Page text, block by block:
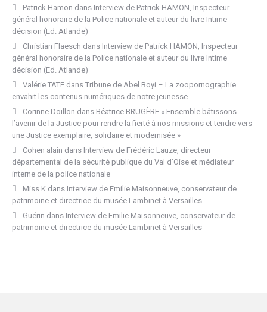
Patrick Hamon dans Interview de Patrick HAMON, Inspecteur
général honoraire de la Police nationale et auteur du livre Intime
décision (Ed. Atlande)
Christian Flaesch dans Interview de Patrick HAMON, Inspecteur
général honoraire de la Police nationale et auteur du livre Intime
décision (Ed. Atlande)
Valérie TATE dans Tribune de Abel Boyi – La zoopornographie
envahit les contenus numériques de notre jeunesse
Corinne Doillon dans Béatrice BRUGÈRE « Ensemble bâtissons
l’avenir de la Justice pour rendre la fierté à nos missions et tendre vers
une Justice exemplaire, solidaire et modernisée »
Cohen alain dans Interview de Frédéric Lauze, directeur
départemental de la sécurité publique du Val d’Oise et médiateur
interne de la police nationale
Miss K dans Interview de Emilie Maisonneuve, conservateur de
patrimoine et directrice du musée Lambinet à Versailles
Guérin dans Interview de Emilie Maisonneuve, conservateur de
patrimoine et directrice du musée Lambinet à Versailles